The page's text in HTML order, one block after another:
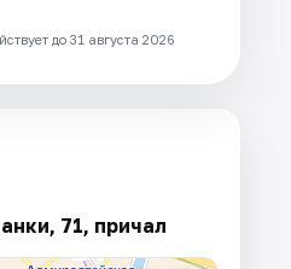
до 31 августа 2026
71, причал